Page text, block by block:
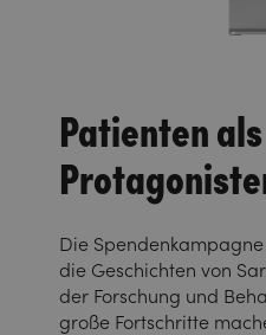
Patienten als
Die
die Geschichten von
der Forschung und
große Fortschritte